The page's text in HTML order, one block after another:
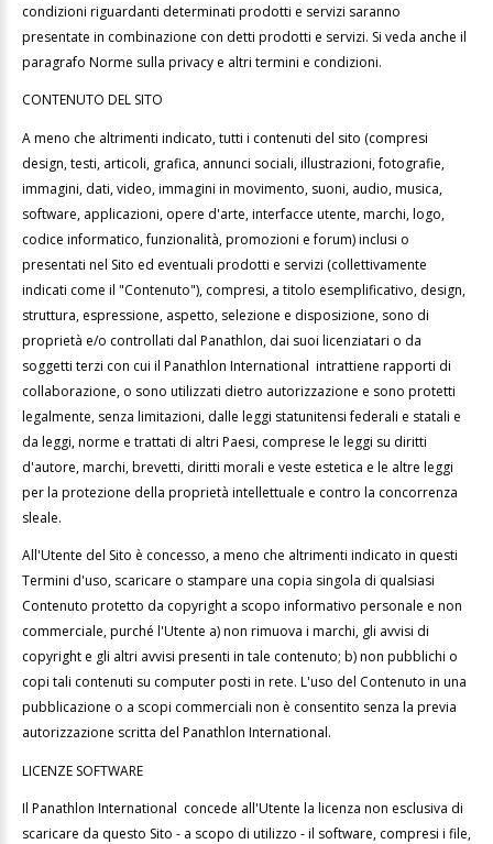
condizioni riguardanti determinati prodotti e servizi saranno
presentate in combinazione con detti prodotti e servizi. Si veda anche il
paragrafo Norme sulla privacy e altri termini e condizioni.
CONTENUTO DEL SITO
A meno che altrimenti indicato, tutti i contenuti del sito (compresi
design, testi, articoli, grafica, annunci sociali, illustrazioni, fotografie,
immagini, dati, video, immagini in movimento, suoni, audio, musica,
software, applicazioni, opere d'arte, interfacce utente, marchi, logo,
codice informatico, funzionalità, promozioni e forum) inclusi o
presentati nel Sito ed eventuali prodotti e servizi (collettivamente
indicati come il "Contenuto"), compresi, a titolo esemplificativo, design,
struttura, espressione, aspetto, selezione e disposizione, sono di
proprietà e/o controllati dal Panathlon, dai suoi licenziatari o da
soggetti terzi con cui il Panathlon International intrattiene rapporti di
collaborazione, o sono utilizzati dietro autorizzazione e sono protetti
legalmente, senza limitazioni, dalle leggi statunitensi federali e statali e
da leggi, norme e trattati di altri Paesi, comprese le leggi su diritti
d'autore, marchi, brevetti, diritti morali e veste estetica e le altre leggi
per la protezione della proprietà intellettuale e contro la concorrenza
sleale.
All'Utente del Sito è concesso, a meno che altrimenti indicato in questi
Termini d'uso, scaricare o stampare una copia singola di qualsiasi
Contenuto protetto da copyright a scopo informativo personale e non
commerciale, purché l'Utente a) non rimuova i marchi, gli avvisi di
copyright e gli altri avvisi presenti in tale contenuto; b) non pubblichi o
copi tali contenuti su computer posti in rete. L'uso del Contenuto in una
pubblicazione o a scopi commerciali non è consentito senza la previa
autorizzazione scritta del Panathlon International.
LICENZE SOFTWARE
Il Panathlon International concede all'Utente la licenza non esclusiva di
scaricare da questo Sito - a scopo di utilizzo - il software, compresi i file,